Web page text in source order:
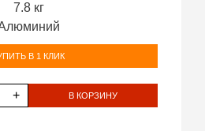
7.8 кг
В 1 КЛИК
+ В КОРЗИНУ